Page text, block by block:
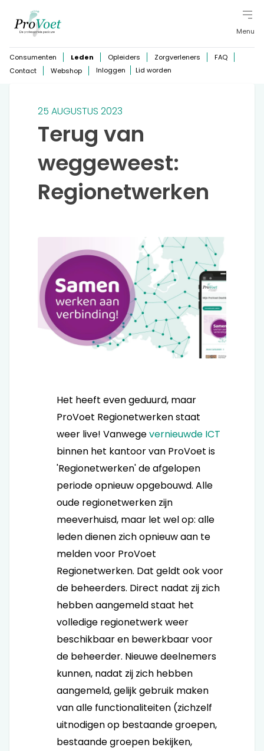
Menu
Consumenten Leden Opleiders Zorgverleners
FAQ
Contact
Webshop Inloggen Lid worden
25 AUGUSTUS 2023
Terug van
weggeweest:
Regionetwerken
Het heeft even geduurd, maar
ProVoet Regionetwerken staat
weer live! Vanwegevernieuwde ICT
binnen het kantoor van ProVoet is
'Regionetwerken' de afgelopen
periode opnieuw opgebouwd. Alle
oude regionetwerken zijn
meeverhuisd, maar let wel op: alle
leden dienen zich opnieuw aan te
melden voor ProVoet
Regionetwerken. Dat geldt ook voor
de beheerders. Direct nadat zij zich
hebben aangemeld staat het
volledige regionetwerk weer
beschikbaar en bewerkbaar voor
de beheerder. Nieuwe deelnemers
kunnen, nadat zij zich hebben
aangemeld, gelijk gebruik maken
van alle functionaliteiten (zichzelf
uitnodigen op bestaande groepen,
bestaande groepen bekijken,